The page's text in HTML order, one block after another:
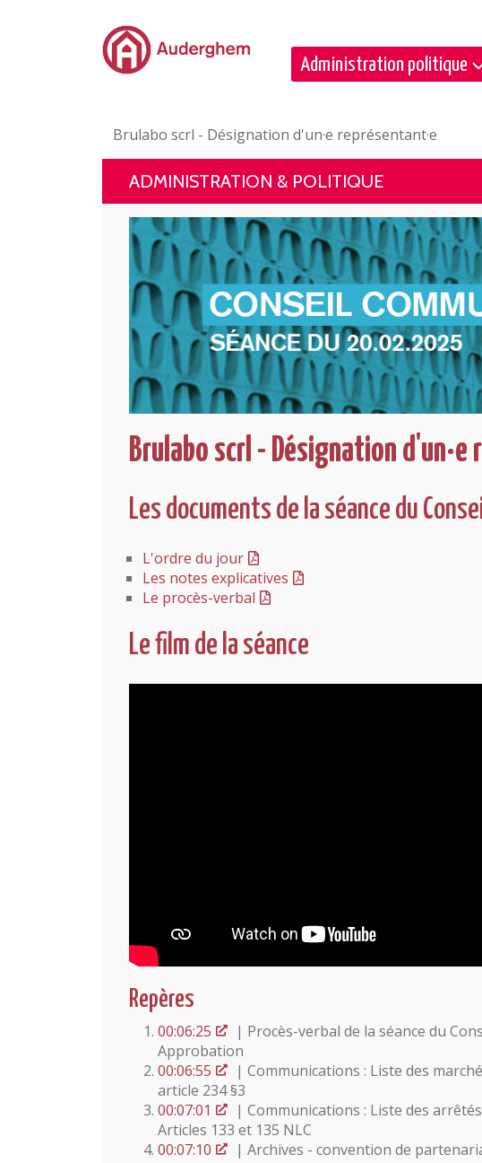
Passer au contenu principal
Administration politique
Brulabo scrl - Désignation d'un·e représentant·e
ADMINISTRATION & POLITIQUE
Brulabo scrl - Désignation d'un·e
Les documents de la séance du
L'ordre du jour
Les notes explicatives
Le procès-verbal
Le film de la séance
Repères
00:06:25
| Procès-verbal de la séance du
Approbation
00:06:55
| Communications : Liste des
article 234 §3
00:07:01
| Communications : Liste des
Articles 133 et 135 NLC
00:07:10
| Archives - convention de